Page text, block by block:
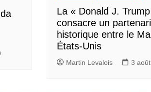
La « Donald J.
consacre un
historique entre le
États-Unis
Martin Levalois 3